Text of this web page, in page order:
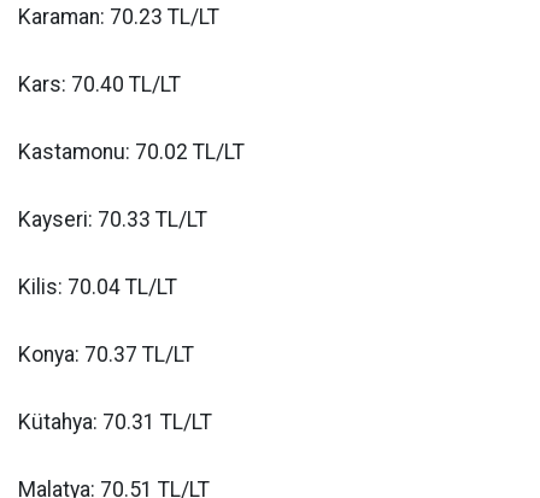
Karaman: 70.23 TL/LT
Kars: 70.40 TL/LT
Kastamonu: 70.02 TL/LT
Kayseri: 70.33 TL/LT
Kilis: 70.04 TL/LT
Konya: 70.37 TL/LT
Kütahya: 70.31 TL/LT
Malatya: 70.51 TL/LT